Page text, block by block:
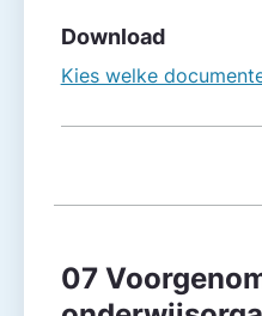
Download
Kies welke
07